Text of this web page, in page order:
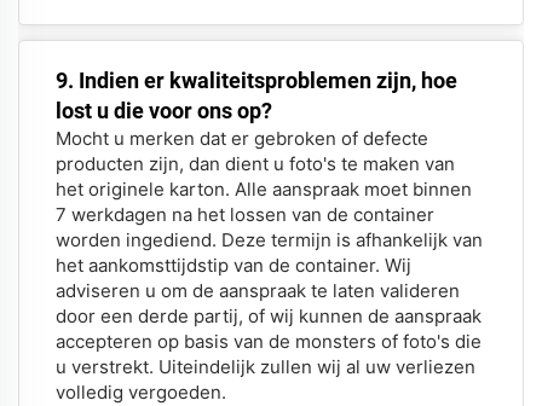
9. Indien er kwaliteitsproblemen zijn, hoe
lost u die voor ons op?
Mocht u merken dat er gebroken of defecte
producten zijn, dan dient u foto's te maken van
het originele karton. Alle aanspraak moet binnen
7 werkdagen na het lossen van de container
worden ingediend. Deze termijn is afhankelijk van
het aankomsttijdstip van de container. Wij
adviseren u om de aanspraak te laten valideren
door een derde partij, of wij kunnen de aanspraak
accepteren op basis van de monsters of foto's die
u verstrekt. Uiteindelijk zullen wij al uw verliezen
volledig vergoeden.